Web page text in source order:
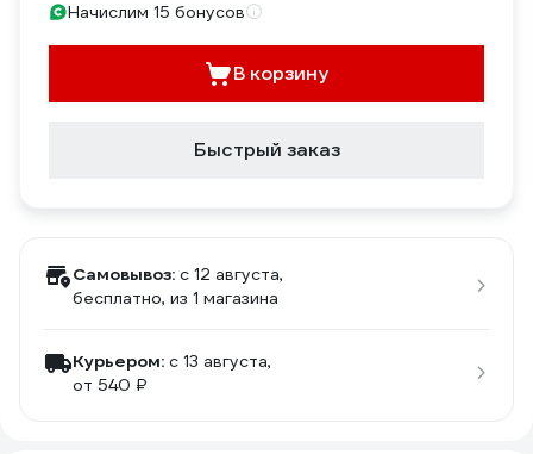
Начислим 15 бонусов
В корзину
Быстрый заказ
Самовывоз: c 12 августа,
бесплатно, из 1 магазина
Курьером: c 13 августа,
от 540 ₽